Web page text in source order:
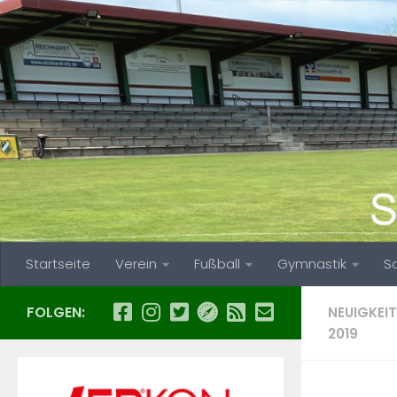
Zum Inhalt springen
Startseite Verein Fußball Gymnastik
2019
FOLGEN: